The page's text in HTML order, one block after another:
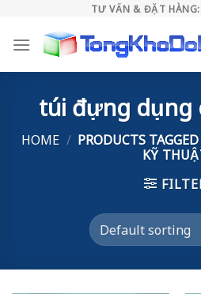
content
TƯ VẤN & ĐẶT
túi đựng dụng
HOME / PRODUCTS
KỸ